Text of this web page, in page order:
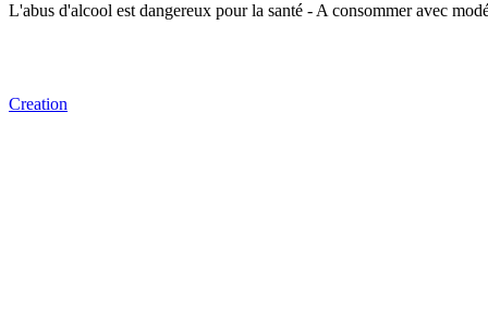
L'abus d'alcool est dangereux pour la santé - A consommer avec
Creation